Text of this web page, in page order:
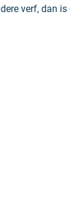
verf, dan